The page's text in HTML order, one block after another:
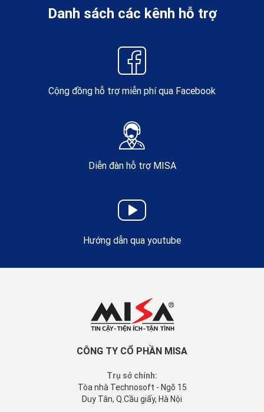
Danh sách các kênh hỗ trợ
Cộng đồng hỗ trợ miễn phí qua Facebook
Diễn đàn hỗ trợ MISA
Hướng dẫn qua youtube
CÔNG TY CỔ PHẦN MISA
Trụ sở chính:
Tòa nhà Technosoft - Ngõ 15
Duy Tân, Q.Cầu giấy, Hà Nội